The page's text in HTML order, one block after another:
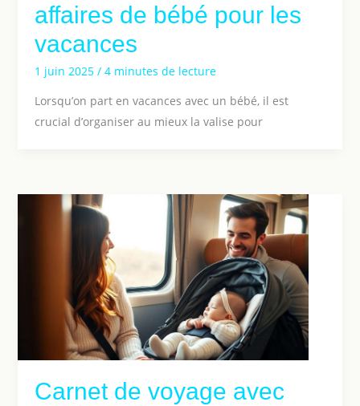
affaires de bébé pour les
vacances
1 juin 2025 / 4 minutes de lecture
Lorsqu’on part en vacances avec un bébé, il est
crucial d’organiser au mieux la valise pour
Carnet de voyage avec